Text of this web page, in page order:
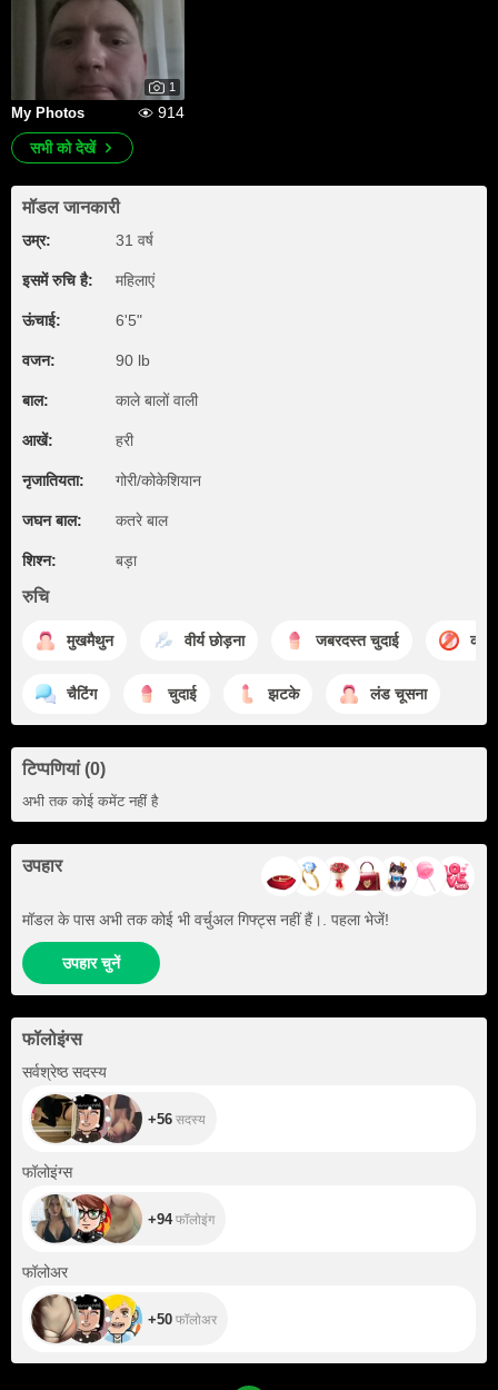
1
My Photos
914
सभी को देखें
मॉडल जानकारी
उम्र: 31 वर्ष
इसमें रुचि है: महिलाएं
ऊंचाई: 6'5"
वजन: 90 lb
बाल: काले बालों वाली
आखें: हरी
नृजातियता: गोरी/कोकेशियान
जघन बाल: कतरे बाल
शिश्न: बड़ा
रुचि
मुखमैथुन वीर्य छोड़ना जबरदस्त चुदाई कोई
चैटिंग चुदाई झटके लंड चूसना
टिप्पणियां (0)
अभी तक कोई कमेंट नहीं है
उपहार
मॉडल के पास अभी तक कोई भी वर्चुअल गिफ्ट्स नहीं हैं।. पहला भेजें!
उपहार चुनें
फॉलोइंग्स
सर्वश्रेष्ठ सदस्य
+56 सदस्य
फॉलोइंग्स
+94फॉलोइंग
फॉलोअर
+50 फॉलोअर